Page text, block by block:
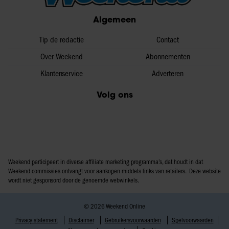
partners kunnen deze gegevens combineren met andere
informatie die u aan ze heeft verstrekt of die ze hebben
gaat akkoord met onze cookies als u onze website blijft
gebruiken.
Algemeen
Tip de redactie
Over Weekend
Klantenservice
Contact
Abonnementen
Adverteren
Volg ons
Weekend participeert in diverse affiliate marketing programma’s, dat houdt in dat
Weekend commissies ontvangt voor aankopen middels links van retailers. Deze website
wordt niet gesponsord door de genoemde webwinkels.
© 2026 Weekend Online
Privacy statement
Disclaimer Gebruikersvoorwaarden
Spelvoorwaarden